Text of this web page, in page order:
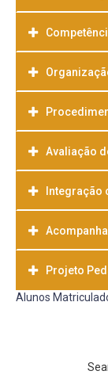
Avaliação
Integração
Projeto
Alunos